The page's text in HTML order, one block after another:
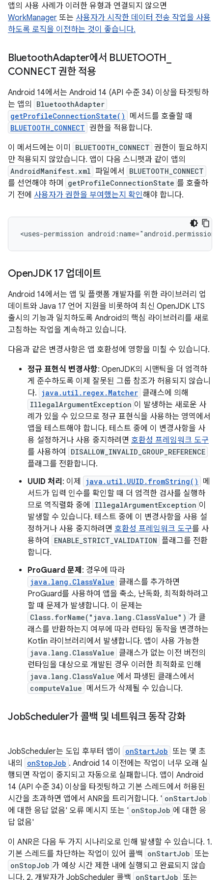
앱의 사용 사례가 이러한 유형과 연결되지 않으면
WorkManager 또는 사용자가 시작한 데이터 전송 작업을 사용
하도록 로직을 이전하는 것이 좋습니다.
BluetoothAdapter에서 BLUETOOTH
CONNECT 권한 적용
Android 14에서는 Android 14 (API 수준 34) 이상을 타겟팅하
는 앱의
BluetoothAdapter
getProfileConnectionState()
메서드를 호출할 때
BLUETOOTH_CONNECT 권한을 적용합니다.
이 메서드에는 이미
BLUETOOTH_CONNECT 권한이 필요하지
만 적용되지 않았습니다. 앱이 다음 스니펫과 같이 앱의
AndroidManifest.xml 파일에서 BLUETOOTH_CONNECT
를 선언해야 하며 getProfileConnectionState 를 호출하
기 전에 사용자가 권한을 부여했는지 확인해야 합니다.
<uses-permission
OpenJDK 17 업데이트
Android 14에서는 앱 및 플랫폼 개발자를 위한 라이브러리 업
데이트와 Java 17 언어 지원을 비롯하여 최신 OpenJDK LTS
출시의 기능과 일치하도록 Android의 핵심 라이브러리를 새로
고침하는 작업을 계속하고 있습니다.
다음과 같은 변경사항은 앱 호환성에 영향을 미칠 수 있습니다.
정규 표현식 변경사항: OpenJDK의 시맨틱을 더 엄격하
게 준수하도록 이제 잘못된 그룹 참조가 허용되지 않습니
다. java.util.regex.Matcher 클래스에 의해
IllegalArgumentException 이 발생하는 새로운 사
례가 있을 수 있으므로 정규 표현식을 사용하는 영역에서
앱을 테스트해야 합니다. 테스트 중에 이 변경사항을 사
용 설정하거나 사용 중지하려면 호환성 프레임워크 도구
를 사용하여
DISALLOW_INVALID_GROUP_REFERENCE
플래그를 전환합니다.
UUID 처리 : 이제 java.util.UUID.fromString()
메
서드가 입력 인수를 확인할 때 더 엄격한 검사를 실행하
므로 역직렬화 중에
IllegalArgumentException 이
발생할 수 있습니다. 테스트 중에 이 변경사항을 사용 설
정하거나 사용 중지하려면 호환성 프레임워크 도구를 사
용하여
ENABLE_STRICT_VALIDATION 플래그를 전환
합니다.
ProGuard 문제 : 경우에 따라
java.lang.ClassValue 클래스를 추가하면
ProGuard를 사용하여 앱을 축소, 난독화, 최적화하려고
할 때 문제가 발생합니다. 이 문제는
Class.forName("java.lang.ClassValue") 가 클
래스를 반환하는지 여부에 따라 런타임 동작을 변경하는
Kotlin 라이브러리에서 발생합니다. 앱이 사용 가능한
java.lang.ClassValue 클래스가 없는 이전 버전의
런타임을 대상으로 개발된 경우 이러한 최적화로 인해
java.lang.ClassValue 에서 파생된 클래스에서
computeValue 메서드가 삭제될 수 있습니다.
JobScheduler가 콜백 및 네트워크 동작 강화
JobScheduler는 도입 후부터 앱이 onStartJob 또는 몇 초
내의
onStopJob . Android 14 이전에는 작업이 너무 오래 실
행되면 작업이 중지되고 자동으로 실패합니다. 앱이 Android
14 (API 수준 34) 이상을 타겟팅하고 기본 스레드에서 허용된
시간을 초과하면 앱에서 ANR을 트리거합니다. ' onStartJob
에 대한 응답 없음' 오류 메시지 또는 ' onStopJob 에 대한 응
답 없음'
이 ANR은 다음 두 가지 시나리오로 인해 발생할 수 있습니다. 1.
기본 스레드를 차단하는 작업이 있어 콜백
onStartJob 또는
onStopJob 가 예상 시간 제한 내에 실행되고 완료되지 않습
니다. 2. 개발자가 JobScheduler 콜백
onStartJob 또는